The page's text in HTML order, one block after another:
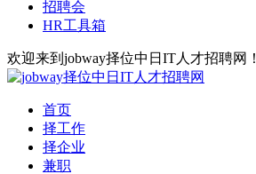
招聘会
HR工具箱
欢迎来到jobway择位中日IT人才招聘网！
首页
择工作
择企业
兼职